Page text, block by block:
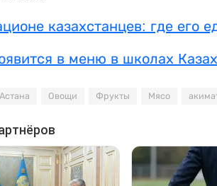
казахстанцев: где его
в меню в школах
Астана Овощи Фрукты Мясо